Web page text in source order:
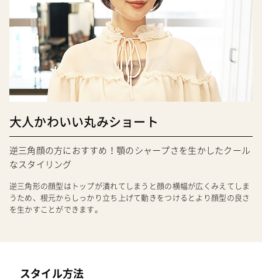
大人かわいい丸みショート
逆三角顔の方におすすめ！顎のシャープさを生かしたクール
なスタイリング
逆三角形の顔型はトップが潰れてしまうと顔の横幅が広くみえてしま
うため、根元からしっかり立ち上げて動きをつけるとより顔型の良さ
を生かすことができます。
スタイル方法